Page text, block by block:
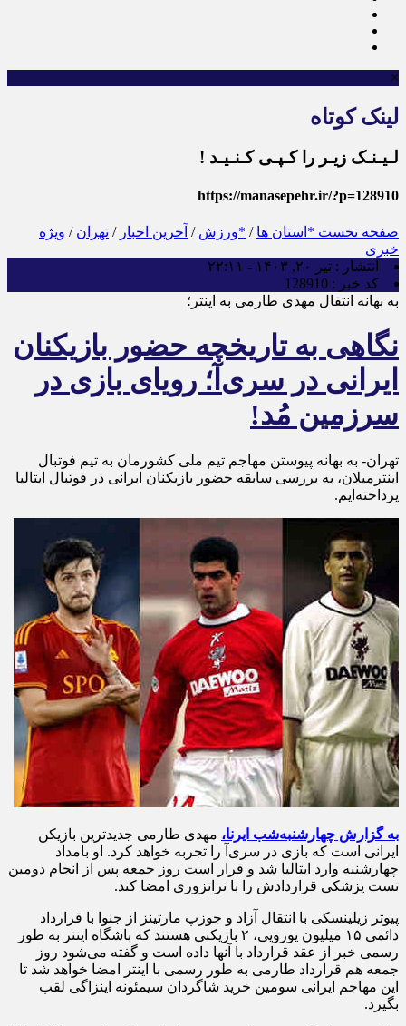
×
لینک کوتاه
لـیـنـک زیـر را کـپـی کـنـیـد !
https://manasepehr.ir/?p=128910
صفحه نخست *استان ها / *ورزش / آخرین اخبار / تهران / ویژه
خبری
انتشار : تیر ۲۰, ۱۴۰۳ - ۲۲:۱۱
کد خبر : 128910
به بهانه انتقال مهدی طارمی به اینتر؛
نگاهی به تاریخچه حضور بازیکنان
ایرانی در سری‌آ؛ رویای بازی در
سرزمین مُد!
تهران- به بهانه پیوستن مهاجم تیم ملی کشورمان به تیم فوتبال
اینترمیلان، به بررسی سابقه حضور بازیکنان ایرانی در فوتبال ایتالیا
پرداخته‌ایم.
به گزارش چهارشنبه‌شب ایرنا، مهدی طارمی جدیدترین بازیکن
ایرانی است که بازی در سری‌آ را تجربه خواهد کرد. او بامداد
چهارشنبه وارد ایتالیا شد و قرار است روز جمعه پس از انجام دومین
تست پزشکی قراردادش را با نراتزوری امضا کند.
پیوتر زیلینسکی با انتقال آزاد و جوزپ مارتینز از جنوا با قرارداد
دائمی ۱۵ میلیون یورویی، ۲ بازیکنی هستند که باشگاه اینتر به طور
رسمی خبر از عقد قرارداد با آنها داده است و گفته می‌شود روز
جمعه هم قرارداد طارمی به طور رسمی با اینتر امضا خواهد شد تا
این مهاجم ایرانی سومین خرید شاگردان سیمئونه اینزاگی لقب
بگیرد.